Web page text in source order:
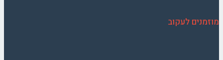
מוזמנים לעקוב